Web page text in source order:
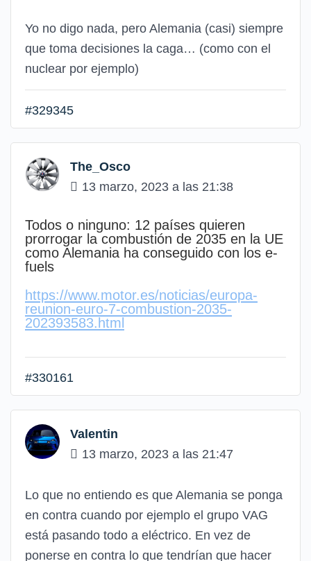
Yo no digo nada, pero Alemania (casi) siempre
que toma decisiones la caga… (como con el
nuclear por ejemplo)
#329345
The_Osco
13 marzo, 2023 a las 21:38
Todos o ninguno: 12 países quieren
prorrogar la combustión de 2035 en la UE
como Alemania ha conseguido con los e-
fuels
https://www.motor.es/noticias/europa-
reunion-euro-7-combustion-2035-
202393583.html
#330161
Valentin
13 marzo, 2023 a las 21:47
Lo que no entiendo es que Alemania se ponga
en contra cuando por ejemplo el grupo VAG
está pasando todo a eléctrico. En vez de
ponerse en contra lo que tendrían que hacer